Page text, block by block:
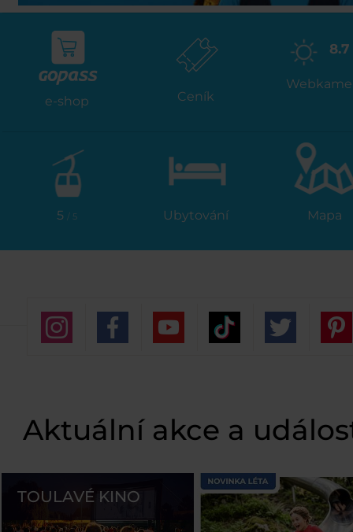
e-shop Ceník
8.7
5 / 5 Ubytování Mapa
Aktuální akce a
TOULAVÉ KINO